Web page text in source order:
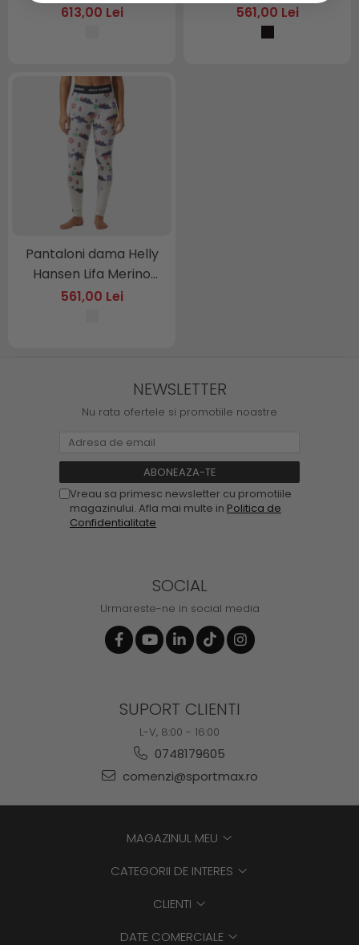
Merino Midw Graphic
613,00 Lei
Merino Midweight Half-
Zip
561,00 Lei
Pantaloni dama Helly
Hansen Lifa Merino
Midweight Graphic
561,00 Lei
NEWSLETTER
Nu rata ofertele si promotiile noastre
Vreau sa primesc newsletter cu promotiile
magazinului. Afla mai multe in Politica de
Confidentialitate
SOCIAL
Urmareste-ne in social media
SUPORT CLIENTI
L-V, 8:00 - 16:00
0748179605
comenzi@sportmax.ro
MAGAZINUL MEU
CATEGORII DE INTERES
CLIENTI
DATE COMERCIALE